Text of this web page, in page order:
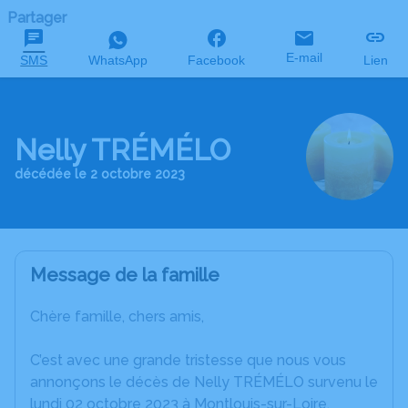
Partager
SMS WhatsApp Facebook E-mail Lien
Nelly TRÉMÉLO
décédée le 2 octobre 2023
Message de la famille
Chère famille, chers amis,
C’est avec une grande tristesse que nous vous
annonçons le décès de Nelly TRÉMÉLO survenu le
lundi 02 octobre 2023 à Montlouis-sur-Loire.